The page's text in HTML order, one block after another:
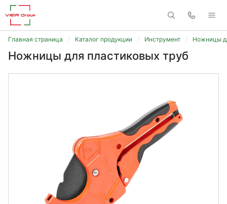
Главная страница Каталог продукции Инструмент Ножницы
Ножницы для пластиковых труб